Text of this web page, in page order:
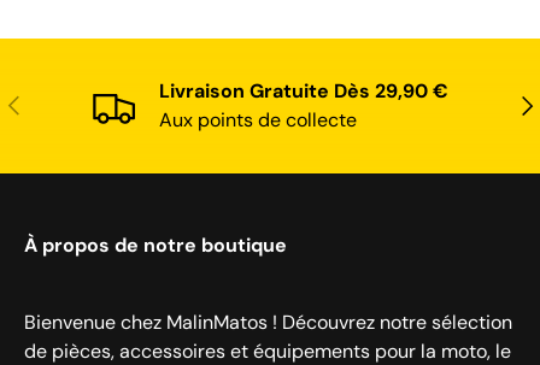
Précédent
Livraison Gratuite Dès 29,90 €
Aux points de collecte
À propos de notre boutique
Bienvenue chez MalinMatos ! Découvrez notre sélection
de pièces, accessoires et équipements pour la moto, le